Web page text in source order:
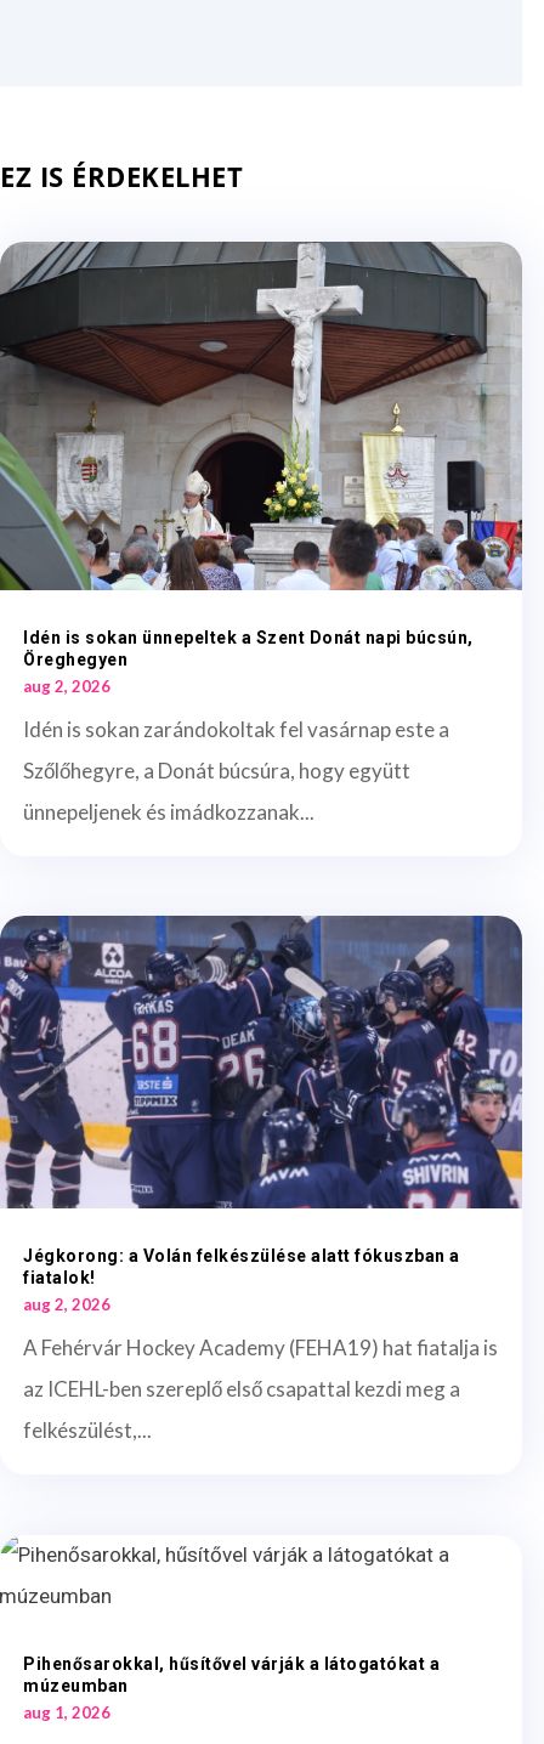
EZ IS ÉRDEKELHET
Idén is sokan ünnepeltek a Szent Donát napi búcsún,
Öreghegyen
aug 2, 2026
Idén is sokan zarándokoltak fel vasárnap este a
Szőlőhegyre, a Donát búcsúra, hogy együtt
ünnepeljenek és imádkozzanak...
Jégkorong: a Volán felkészülése alatt fókuszban a
fiatalok!
aug 2, 2026
A Fehérvár Hockey Academy (FEHA19) hat fiatalja is
az ICEHL-ben szereplő első csapattal kezdi meg a
felkészülést,...
Pihenősarokkal, hűsítővel várják a látogatókat a
múzeumban
aug 1, 2026